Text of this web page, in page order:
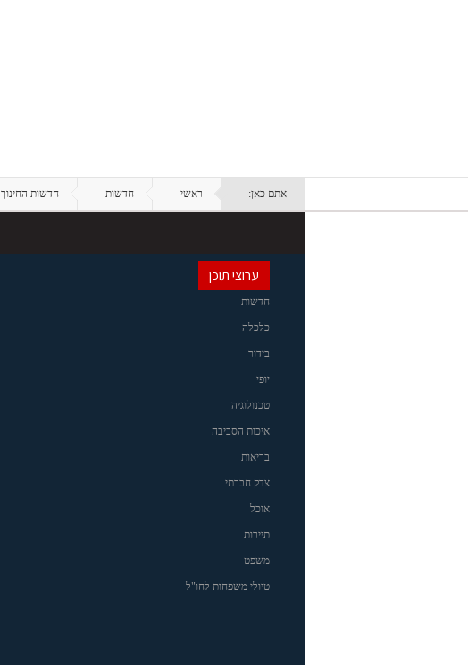
אתם כאן: ראשי חדשות חדשות החינוך
ערוצי תוכן
חדשות
כלכלה
בידור
יופי
טכנולוגיה
איכות הסביבה
בריאות
צדק חברתי
אוכל
תיירות
משפט
טיולי משפחות לחו"ל